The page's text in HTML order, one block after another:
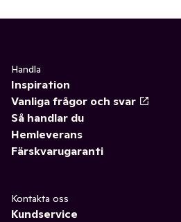
Handla
Inspiration
Vanliga frågor och svar
Så handlar du
Hemleverans
Färskvarugaranti
Kontakta oss
Kundservice